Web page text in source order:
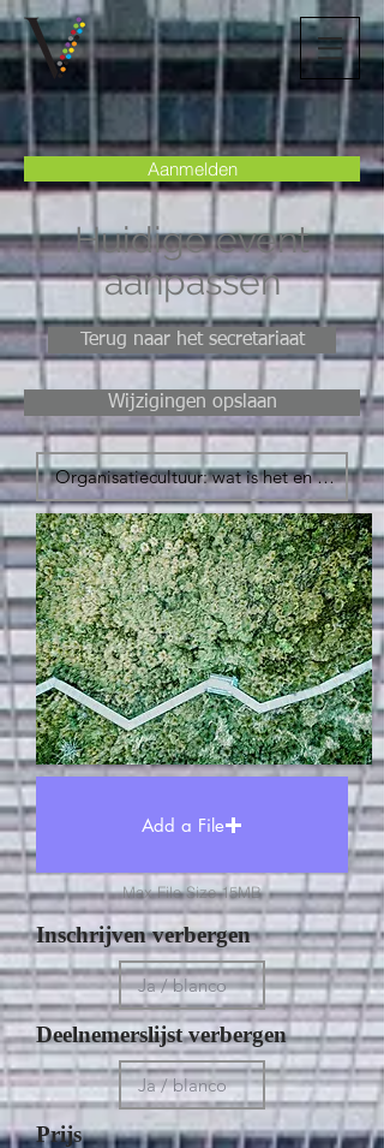
Aanmelden
Huidige event
aanpassen
Terug naar het secretariaat
Wijzigingen opslaan
Add a File
Max File Size 15MB
Inschrijven verbergen
Deelnemerslijst verbergen
Prijs